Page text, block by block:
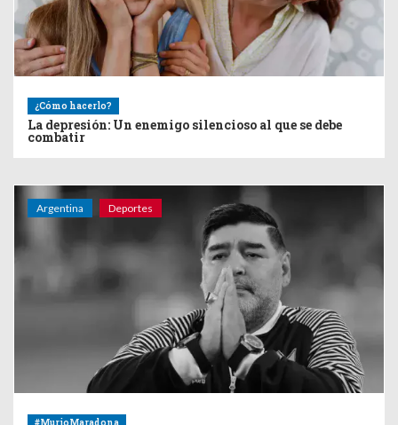
¿Cómo hacerlo?
La depresión: Un enemigo silencioso al que se debe
combatir
Argentina Deportes